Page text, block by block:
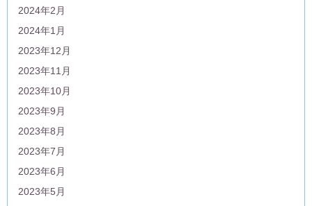
2024年2月
2024年1月
2023年12月
2023年11月
2023年10月
2023年9月
2023年8月
2023年7月
2023年6月
2023年5月